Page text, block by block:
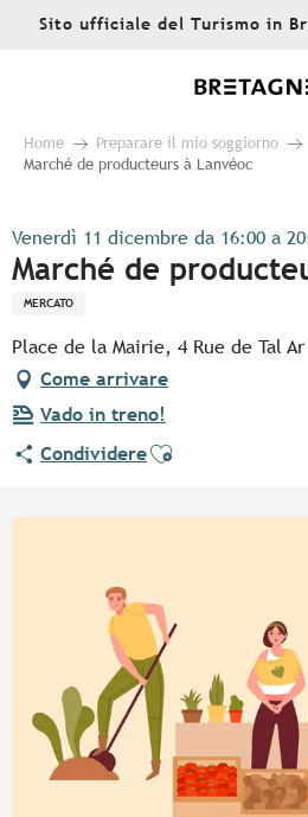
AllerSito ufficiale del Turismo in
Home Preparare il mio soggiorno
Marché de producteurs à Lanvéoc
Venerdì 11 dicembre da 16:00 a
Marché de
MERCATO
Place de la Mairie, 4 Rue de Tal
Come arrivare
Vado in treno!
CondividereAjouter aux favoris